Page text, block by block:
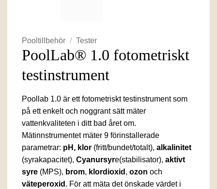
Pooltillbehör / Tester
PoolLab® 1.0 fotometriskt
testinstrument
Poollab 1.0 är ett fotometriskt testinstrument som
på ett enkelt och noggrant sätt mäter
vattenkvaliteten i ditt bad året om.
Mätinnstrumentet mäter 9 förinstallerade
parametrar: pH, klor (fritt/bundet/totalt), alkalinitet
(syrakapacitet), Cyanursyre(stabilisator), aktivt
syre (MPS), brom, klordioxid , ozon och
väteperoxid . För att mäta det önskade värdet i